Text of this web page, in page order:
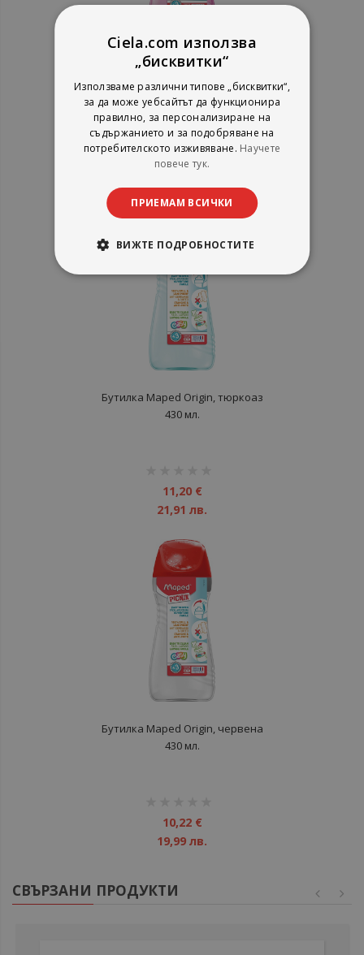
Бутилка Maped Origin, розова
430 мл.
рейтинг:
11,20 €
Бутилка Maped Origin, тюркоаз
430 мл.
11,20 €
21,91 лв.
Бутилка Maped Origin, червена
430 мл.
10,22 €
19,99 лв.
СВЪРЗАНИ ПРОДУКТИ
Ciela.com използва
„бисквитки“
Използваме различни типове „бисквитки“,
за да може уебсайтът да функционира
правилно, за персонализиране на
съдържанието и за подобряване на
потребителското изживяване. Научете
повече тук.
ПРИЕМАМ ВСИЧКИ
ВИЖТЕ ПОДРОБНОСТИТЕ